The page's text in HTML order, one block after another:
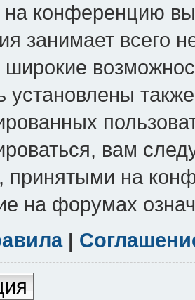
конференцию
занимает всего
установлены
вам
принятыми на
на форумах
|